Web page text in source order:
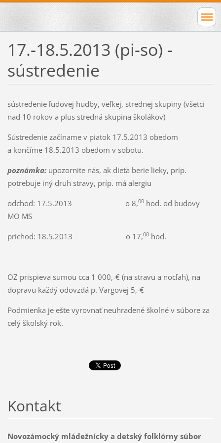
17.-18.5.2013 (pi-so) -
sústredenie
sústredenie ľudovej hudby, veľkej, strednej skupiny (všetci
nad 10 rokov a plus stredná skupina školákov)
Sústredenie začíname v piatok 17.5.2013 obedom
a končíme 18.5.2013 obedom v sobotu.
poznámka:upozornite nás, ak dieťa berie lieky, príp.
potrebuje iný druh stravy, príp. má alergiu
odchod: 17.5.2013 o 8,00hod. od budovy
MO MS
príchod: 18.5.2013 o 17,00hod.
OZ prispieva sumou cca 1 000,-€ (na stravu a nocľah), na
dopravu každý odovzdá p. Vargovej 5,-€
Podmienka je ešte vyrovnať neuhradené školné v súbore za
celý školský rok.
Kontakt
Novozámocký mládežnícky a detský folklórny súbor